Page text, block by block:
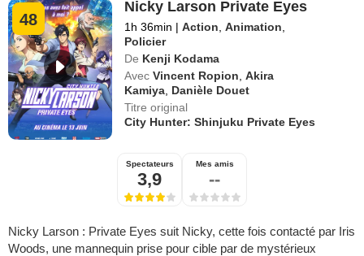
48
Nicky Larson Private Eyes
1h 36min | Action ,Animation
Policier
De Kenji Kodama
Avec Vincent Ropion ,Akira
Kamiya Danièle Douet
Titre original
City Hunter: Shinjuku Private Eyes
Spectateurs
3,9
Mes amis
--
Nicky Larson : Private Eyes suit Nicky, cette fois contacté par Iris
Woods, une mannequin prise pour cible par de mystérieux